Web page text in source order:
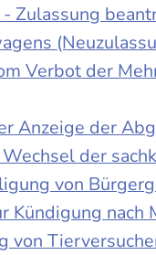
Zulassung
Verbot der
Anzeige der
der
von
Kündigung nach
von